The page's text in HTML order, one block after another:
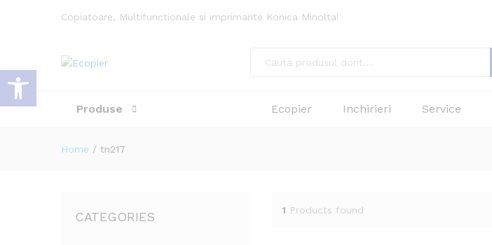
Copiatoare, Multifunctionale si imprimante Konica Minolta!
Produse Ecopier Inchirieri Service
Home / tn217
1 Products found
CATEGORIES
Deschide bara de unelte